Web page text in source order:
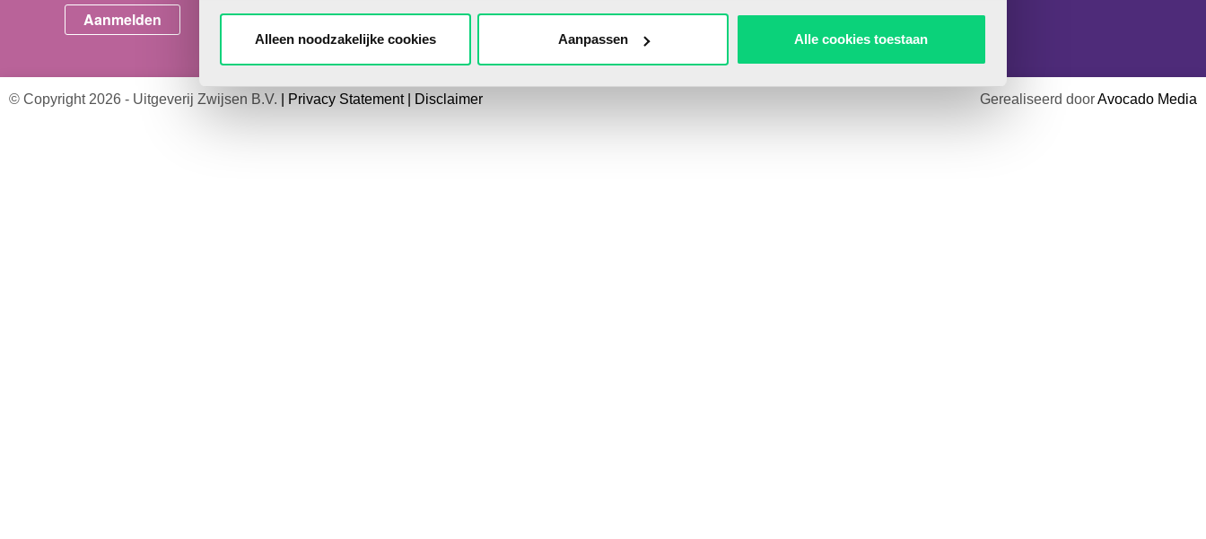
Alleen noodzakelijke cookies Aanpassen Alle cookies toestaan
© Copyright 2026 - Uitgeverij Zwijsen B.V. Privacy Statement| Disclaimer Gerealiseerd doorAvocado Media